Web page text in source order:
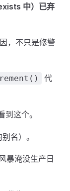
中）已弃
，不只是修警
代
这个。
名）。
暴淹没生产日